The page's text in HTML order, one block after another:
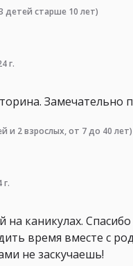
детей старше 10 лет)
г.
Замечательно
и 2 взрослых, от 7 до 40 лет)
г.
на каникулах.
время вместе с
не заскучаешь!